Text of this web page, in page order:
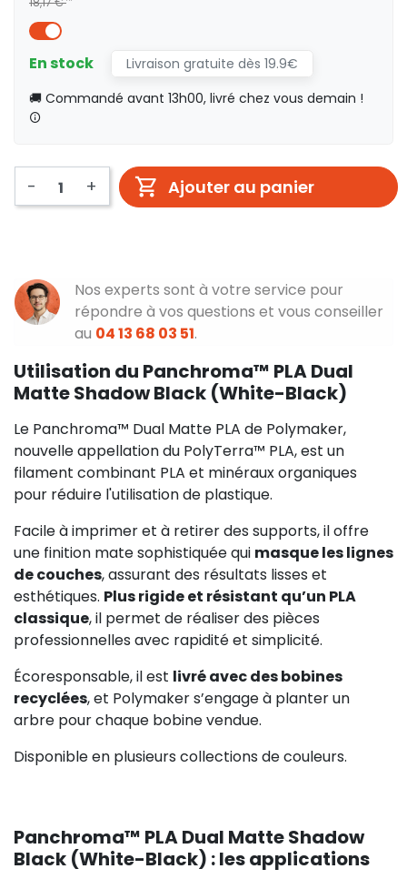
En stock
Livraison gratuite dès 19.9€
🚚 Commandé avant 13h00, livré chez vous demain !
- + Ajouter au panier
Nos experts sont à votre service pour
répondre à vos questions et vous conseiller
au 04 13 68 03 51.
Utilisation du Panchroma™ PLA Dual
Matte Shadow Black (White-Black)
Le Panchroma™ Dual Matte PLA de Polymaker,
nouvelle appellation du PolyTerra™ PLA, est un
filament combinant PLA et minéraux organiques
pour réduire l'utilisation de plastique.
Facile à imprimer et à retirer des supports, il offre
une finition mate sophistiquée qui masque les lignes
de couches, assurant des résultats lisses et
esthétiques. Plus rigide et résistant qu’un PLA
classique, il permet de réaliser des pièces
professionnelles avec rapidité et simplicité.
Écoresponsable, il est livré avec des bobines
recyclées, et Polymaker s’engage à planter un
arbre pour chaque bobine vendue.
Disponible en plusieurs collections de couleurs.
Panchroma™ PLA Dual Matte Shadow
Black (White-Black) : les applications